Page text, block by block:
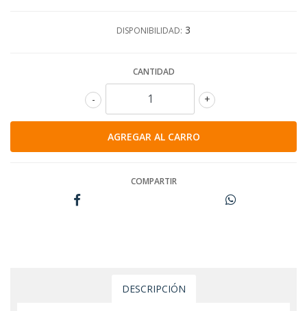
DISPONIBILIDAD: 3
CANTIDAD
+
-
COMPARTIR
DESCRIPCIÓN